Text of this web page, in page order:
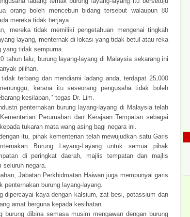
orang boleh menceburi bidang tersebut walaupun 80
mereka tidak berjaya.
mereka tidak memiliki pengetahuan mengenai tingkah
layang, menternak di lokasi yang tidak betul atau reka
yang tidak sempurna.
tahun lalu, burung layang-layang di Malaysia sekarang ini
pilihan.
tidak terbang dan mendiami ladang anda, terdapat 25,000
kerana itu seseorang pengusaha tidak boleh
kesilapan,’’ tegas Dr. Lim.
penternakan burung layang-layang di Malaysia telah
Perumahan dan Kerajaan Tempatan sebagai
tukaran mata wang asing bagi negara ini.
itu, pihak kementerian telah mewujudkan satu Garis
Burung Layang-Layang untuk semua pihak
di peringkat daerah, majlis tempatan dan majlis
seluruh negara.
Jabatan Perkhidmatan Haiwan juga mempunyai garis
penternakan burung layang-layang.
dipercayai kaya dengan kalsium, zat besi, potassium dan
amat berguna kepada kesihatan.
burung dibina semasa musim mengawan dengan burung